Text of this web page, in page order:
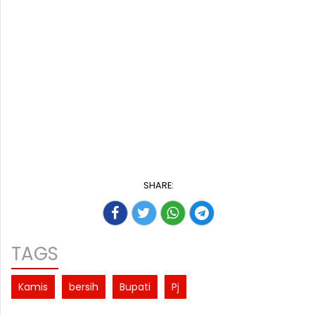
SHARE:
TAGS
Kamis bersih Bupati Pj